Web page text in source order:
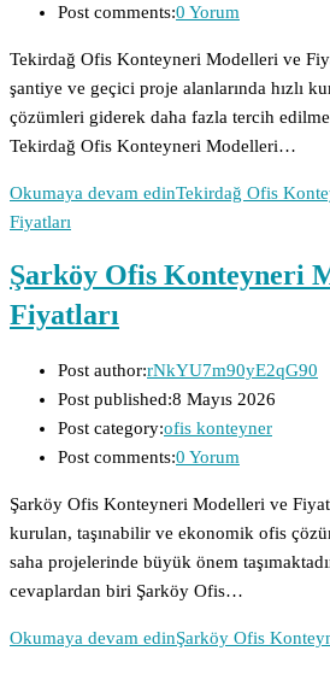
Post comments:0 Yorum
Tekirdağ Ofis Konteyneri Modelleri ve
şantiye ve geçici proje alanlarında hızlı
çözümleri giderek daha fazla tercih
Tekirdağ Ofis Konteyneri Modelleri…
Okumaya devam edinTekirdağ Ofis
Fiyatları
Şarköy Ofis Konteyneri
Fiyatları
Post author:rNkYU7m90yE2qG90
Post published:8 Mayıs 2026
Post category:ofis konteyner
Post comments:0 Yorum
Şarköy Ofis Konteyneri Modelleri ve
kurulan, taşınabilir ve ekonomik ofis
saha projelerinde büyük önem
cevaplardan biri Şarköy Ofis…
Okumaya devam edinŞarköy Ofis